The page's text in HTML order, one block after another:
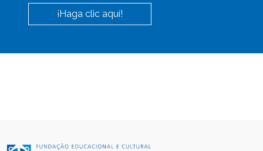
¡Haga clic aquí!